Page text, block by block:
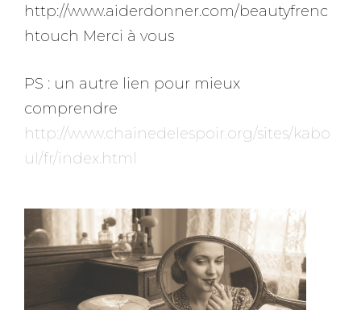
http://www.aiderdonner.com/beautyfrenc
htouch Merci à vous
PS : un autre lien pour mieux
comprendre
http://www.chainedelespoir.org/sites/kabo
ul/fr/index.html